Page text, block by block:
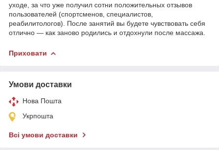
уходе, за что уже получил сотни положительных отзывов
пользователей (спортсменов, специалистов,
реабилитологов). После занятий вы будете чувствовать себя
отлично — как заново родились и отдохнули после массажа.
Приховати
Умови доставки
Нова Пошта
Укрпошта
Всі умови доставки